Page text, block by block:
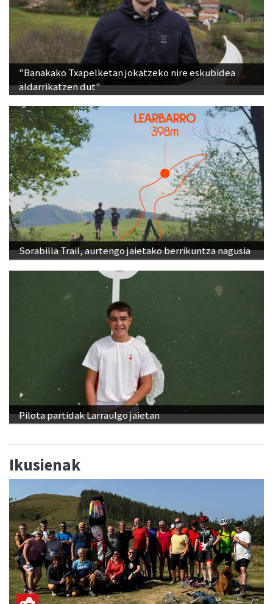
"Banakako Txapelketan jokatzeko nire eskubidea
aldarrikatzen dut"
Sorabilla Trail, aurtengo jaietako berrikuntza nagusia
Pilota partidak Larraulgo jaietan
Ikusienak